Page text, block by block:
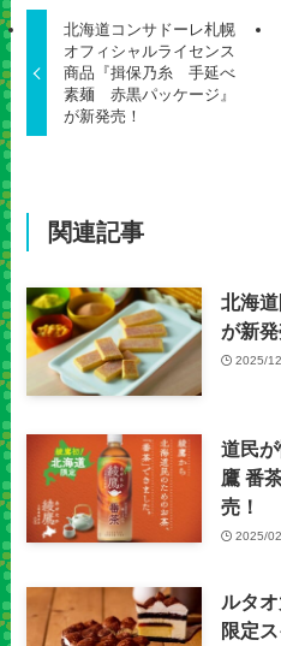
北海道コンサドーレ札幌
オフィシャルライセンス
商品『揖保乃糸 手延べ
素麺 赤黒パッケージ』
が新発売！
関連記事
北海
が新発
2025/
道民
鷹 番
売！
2025/
ルタ
限定